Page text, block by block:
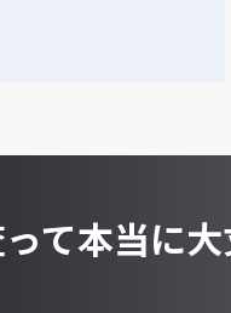
て本当に